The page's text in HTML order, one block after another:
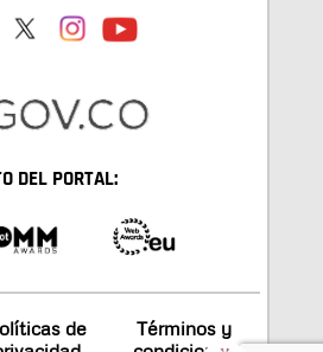
DEL PORTAL:
de
Términos y